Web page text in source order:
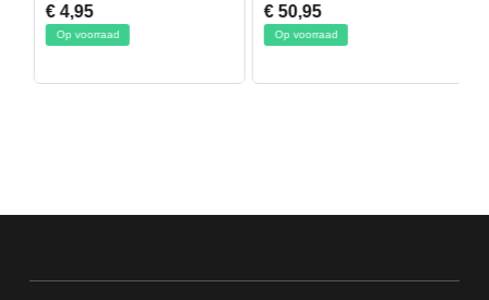
€ 4,95
Op voorraad
€ 50,95
Op voorraad